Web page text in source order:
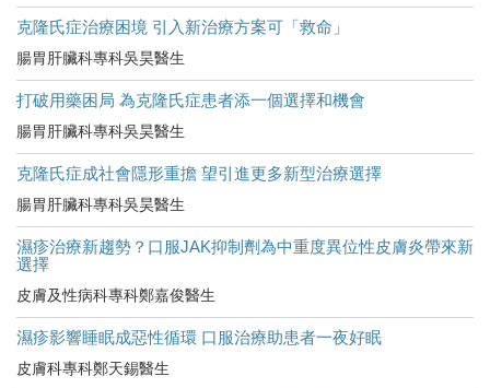
克隆氏症治療困境 引入新治療方案可「救命」
腸胃肝臟科專科吳昊醫生
打破用藥困局 為克隆氏症患者添一個選擇和機會
腸胃肝臟科專科吳昊醫生
克隆氏症成社會隱形重擔 望引進更多新型治療選擇
腸胃肝臟科專科吳昊醫生
濕疹治療新趨勢？口服JAK抑制劑為中重度異位性皮膚炎帶來新
選擇
皮膚及性病科專科鄭嘉俊醫生
濕疹影響睡眠成惡性循環 口服治療助患者一夜好眠
皮膚科專科鄭天錫醫生